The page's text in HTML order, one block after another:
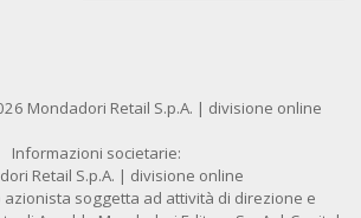
Mondadori Retail S.p.A. | divisione online
Informazioni societarie:
Retail S.p.A. | divisione online
azionista soggetta ad attività di direzione e